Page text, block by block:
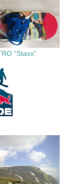
“Staxx”